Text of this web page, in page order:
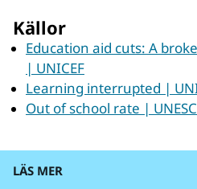
Källor
Education aid cuts: A
| UNICEF
Learning interrupted |
Out of school rate |
LÄS MER